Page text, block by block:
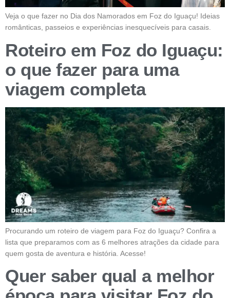
Veja o que fazer no Dia dos Namorados em Foz do Iguaçu! Ideias
românticas, passeios e experiências inesquecíveis para casais.
Roteiro em Foz do Iguaçu:
o que fazer para uma
viagem completa
Procurando um roteiro de viagem para Foz do Iguaçu? Confira a
lista que preparamos com as 6 melhores atrações da cidade para
quem gosta de aventura e história. Acesse!
Quer saber qual a melhor